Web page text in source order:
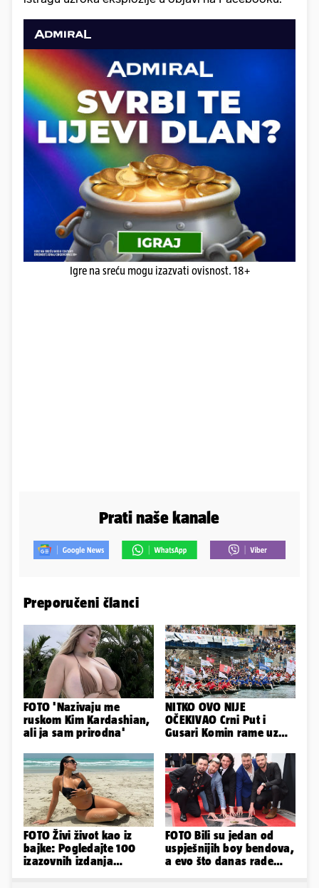
Igre na sreću mogu izazvati ovisnost. 18+
Prati naše kanale
Preporučeni članci
FOTO 'Nazivaju me
ruskom Kim Kardashian,
ali ja sam prirodna'
NITKO OVO NIJE
OČEKIVAO Crni Put i
Gusari Komin rame uz
lađa
FOTO Živi život kao iz
bajke: Pogledajte 100
izazovnih izdanja
FOTO Bili su jedan od
uspješnijih boy bendova,
a evo što danas rade